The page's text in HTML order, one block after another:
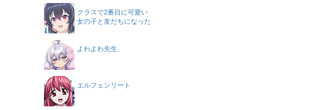
クラスで2番目に可愛い
女の子と友だちになった
よわよわ先生
エルフェンリート